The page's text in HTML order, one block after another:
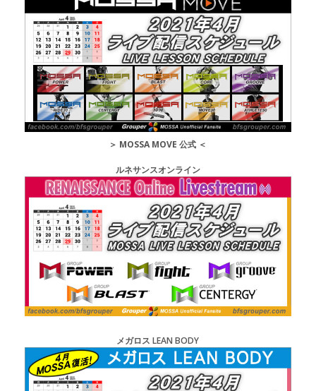
＞ MOSSA MOVE 公式 ＜
ルネサンスオンライン
メガロス LEAN BODY